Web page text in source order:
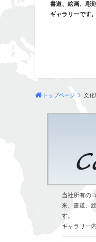
書道、絵画、彫
ギャラリーです。
トップページ 文化
当社所有の
来、書道、
す。
ギャラリー